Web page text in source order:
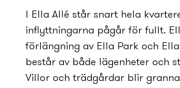
I Ella Allé står snart hela
inflyttningarna pågår för fullt.
förlängning av Ella Park och
består av både lägenheter och
Villor och trädgårdar blir